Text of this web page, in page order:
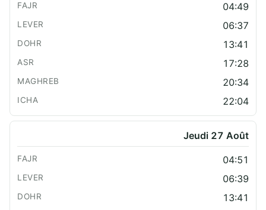
04:49
06:37
13:41
17:28
20:34
22:04
Jeudi 27 Août
04:51
06:39
13:41